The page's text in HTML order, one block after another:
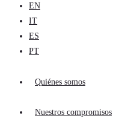
EN
IT
ES
PT
Quiénes somos
Nuestros compromisos